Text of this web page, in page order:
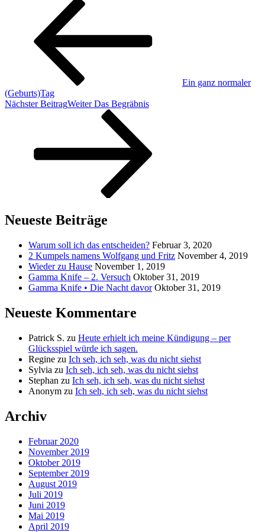
Ein ganz normaler
(Geburts)Tag
Nächster BeitragWeiter Das Begräbnis
Neueste Beiträge
Warum soll ich das entscheiden? Februar 3, 2020
2 Kumpels namens Wolfgang und Fritz November 4, 2019
Wieder zu Hause November 1, 2019
Gamma Knife – 2. Versuch Oktober 31, 2019
Gamma Knife • Die Nacht davor Oktober 31, 2019
Neueste Kommentare
Patrick S. zu Heute erhielt ich meine Kündigung – per
Glücksspiel würde ich sagen.
Regine zu Ich seh, ich seh, was du nicht siehst
Sylvia zu Ich seh, ich seh, was du nicht siehst
Stephan zu Ich seh, ich seh, was du nicht siehst
Anonym zu Ich seh, ich seh, was du nicht siehst
Archiv
Februar 2020
November 2019
Oktober 2019
September 2019
August 2019
Juli 2019
Juni 2019
Mai 2019
April 2019